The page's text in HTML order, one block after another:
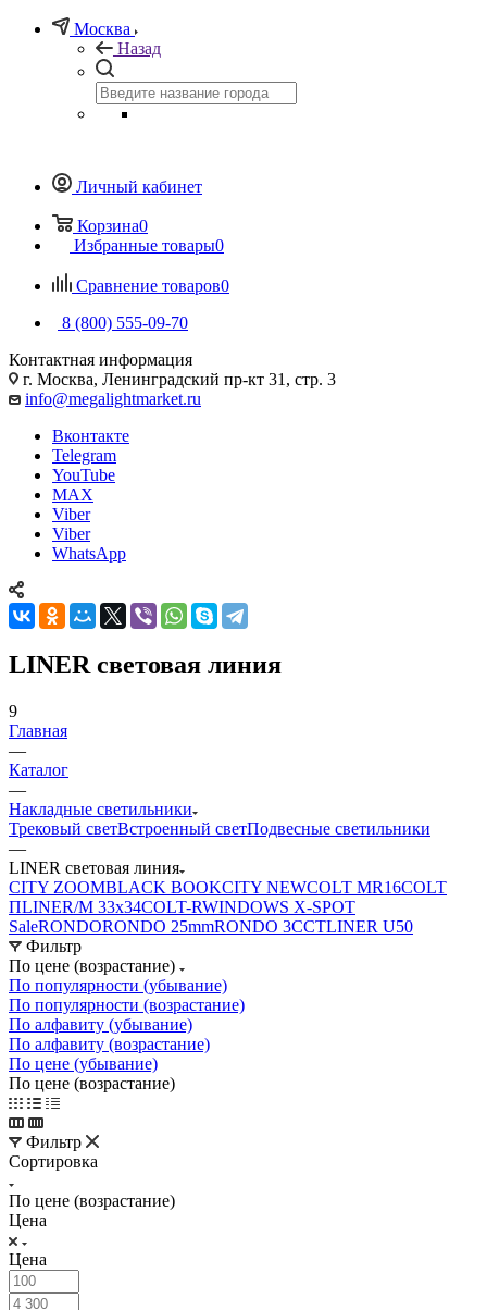
Москва
Назад
Личный кабинет
Корзина0
Избранные товары0
Сравнение товаров0
8 (800) 555-09-70
Контактная информация
г. Москва, Ленинградский пр-кт 31, стр. 3
info@megalightmarket.ru
Вконтакте
Telegram
YouTube
MAX
Viber
Viber
WhatsApp
LINER световая линия
9
Главная
—
Каталог
—
Накладные светильники
Трековый светВстроенный светПодвесные светильники
—
LINER световая линия
CITY ZOOMBLACK BOOKCITY NEWCOLT MR16COLT
ПLINER/М 33х34COLT-RWINDOWS X-SPOT
SaleRONDORONDO 25mmRONDO 3CCTLINER U50
Фильтр
По цене (возрастание)
По популярности (убывание)
По популярности (возрастание)
По алфавиту (убывание)
По алфавиту (возрастание)
По цене (убывание)
По цене (возрастание)
Фильтр
Сортировка
По цене (возрастание)
Цена
Цена